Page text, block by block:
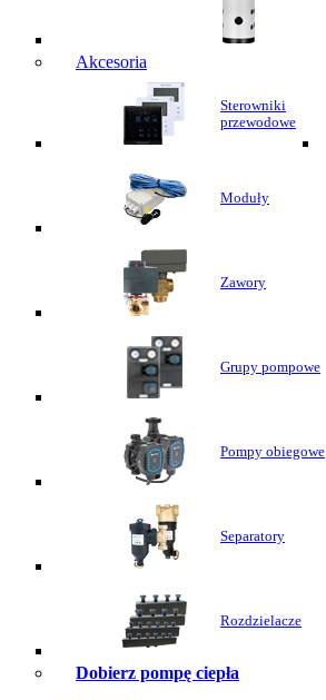
Akcesoria
Sterowniki
przewodowe
Moduły
Zawory
Grupy pompowe
Pompy obiegowe
Separatory
Rozdzielacze
Dobierz pompę ciepła